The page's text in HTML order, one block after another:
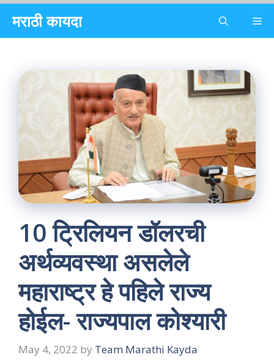
content
मराठी कायदा
10 ट्रिलियन डॉलरची
अर्थव्यवस्था असलेले
महाराष्ट्र हे पहिले राज्य
होईल- राज्यपाल कोश्यारी
May 4, 2022 by Team Marathi Kayda